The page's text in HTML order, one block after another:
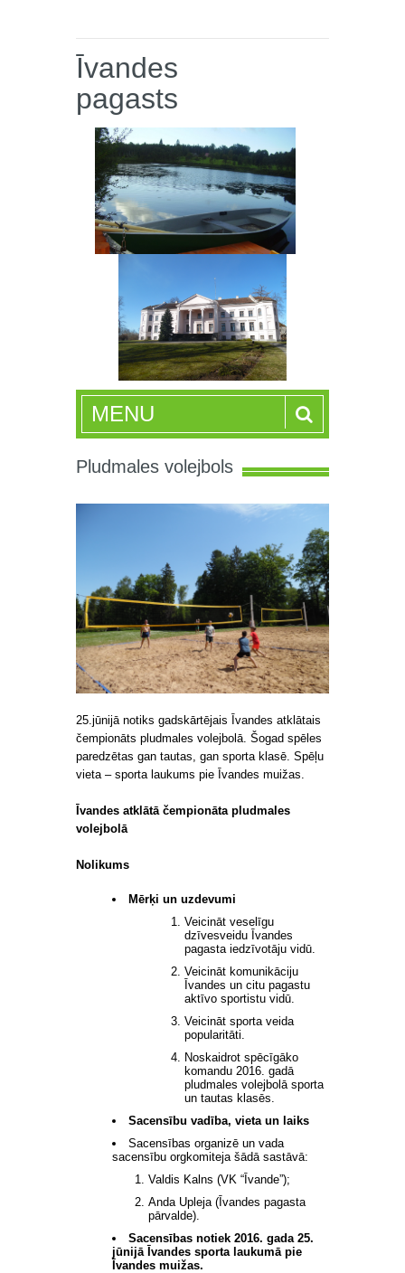
Īvandes
pagasts
MENU
Pludmales volejbols
25.jūnijā notiks gadskārtējais Īvandes atklātais
čempionāts pludmales volejbolā. Šogad spēles
paredzētas gan tautas, gan sporta klasē. Spēļu
vieta – sporta laukums pie Īvandes muižas.
Īvandes atklātā čempionāta pludmales
volejbolā
Nolikums
Mērķi un uzdevumi
Veicināt veselīgu
dzīvesveidu Īvandes
pagasta iedzīvotāju vidū.
Veicināt komunikāciju
Īvandes un citu pagastu
aktīvo sportistu vidū.
Veicināt sporta veida
popularitāti.
Noskaidrot spēcīgāko
komandu 2016. gadā
pludmales volejbolā sporta
un tautas klasēs.
Sacensību vadība, vieta un laiks
Sacensības organizē un vada
sacensību orgkomiteja šādā sastāvā:
Valdis Kalns (VK “Īvande”);
Anda Upleja (Īvandes pagasta
pārvalde).
Sacensības notiek 2016. gada 25.
jūnijā Īvandes sporta laukumā pie
Īvandes muižas.